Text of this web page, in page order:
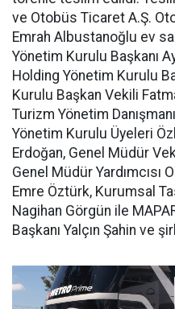
ve Otobüs Ticaret A.Ş.
Emrah Albustanoğlu ev
Yönetim Kurulu Başkanı
Holding Yönetim Kurulu
Kurulu Başkan Vekili
Turizm Yönetim
Yönetim Kurulu Üyeleri
Erdoğan, Genel Müdür
Genel Müdür Yardımcısı
Emre Öztürk, Kurumsal
Nagihan Görgün ile
Başkanı Yalçın Şahin ve